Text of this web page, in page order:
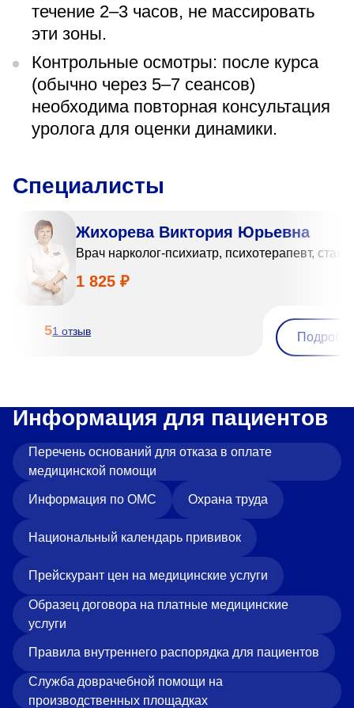
течение 2–3 часов, не массировать
эти зоны.
Контрольные осмотры: после курса
(обычно через 5–7 сеансов)
необходима повторная консультация
уролога для оценки динамики.
Специалисты
Жихорева Виктория Юрьевна
Врач нарколог-психиатр, психотерапевт, стаж
1 825 ₽
51 отзыв
Информация для пациентов
Перечень оснований для отказа в оплате
медицинской помощи
Информация по ОМС Охрана труда
Национальный календарь прививок
Прейскурант цен на медицинские услуги
Образец договора на платные медицинские
услуги
Правила внутреннего распорядка для пациентов
Служба доврачебной помощи на
производственных площадках